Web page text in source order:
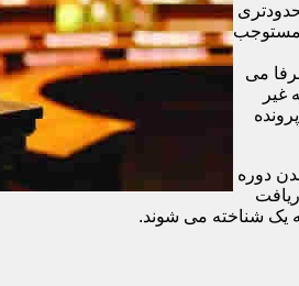
مستوجب
می
غیر
دوره
یک شناخته می شوند.